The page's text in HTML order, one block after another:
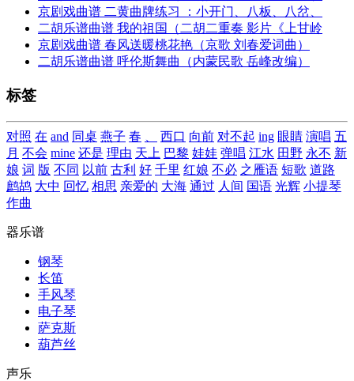
京剧戏曲谱 二黄曲牌练习 ：小开门、八板、八岔、
二胡乐谱曲谱 我的祖国（二胡二重奏 影片《上甘岭
京剧戏曲谱 春风送暖桃花艳（京歌 刘春爱词曲）
二胡乐谱曲谱 呼伦斯舞曲（内蒙民歌 岳峰改编）
标签
对照 在 and 同桌 燕子 春 西口 向前 对不起 ing 眼睛 演唱 五
月 不会 mine 还是 理由 天上 巴黎 娃娃 弹唱 江水 田野 永不 新
娘 词 版 不同 以前 古利 好 千里 红娘 不必 之雁语 短歌 道路
鹧鸪 大中 回忆 相思 亲爱的 大海 通过 人间 国语 光辉 小提琴
作曲
器乐谱
钢琴
长笛
手风琴
电子琴
萨克斯
葫芦丝
声乐